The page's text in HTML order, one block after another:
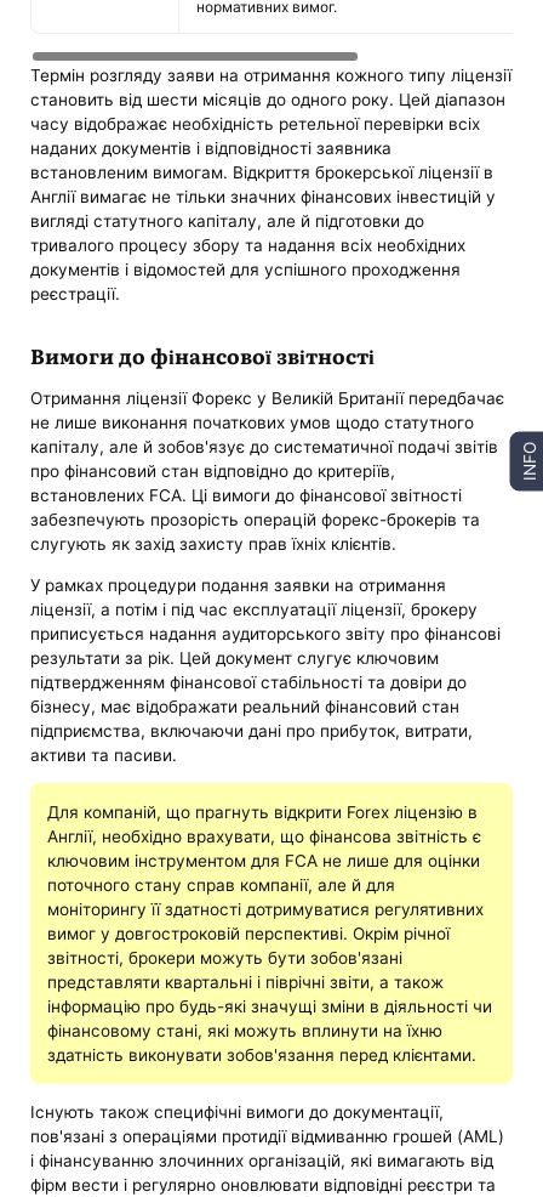
нормативних вимог.
Термін розгляду заяви на отримання кожного типу ліцензії
становить від шести місяців до одного року. Цей діапазон
часу відображає необхідність ретельної перевірки всіх
наданих документів і відповідності заявника
встановленим вимогам. Відкриття брокерської ліцензії в
Англії вимагає не тільки значних фінансових інвестицій у
вигляді статутного капіталу, але й підготовки до
тривалого процесу збору та надання всіх необхідних
документів і відомостей для успішного проходження
реєстрації.
Вимоги до фінансової звітності
Отримання ліцензії Форекс у Великій Британії передбачає
не лише виконання початкових умов щодо статутного
капіталу, але й зобов'язує до систематичної подачі звітів
про фінансовий стан відповідно до критеріїв,
встановлених FCA. Ці вимоги до фінансової звітності
забезпечують прозорість операцій форекс-брокерів та
слугують як захід захисту прав їхніх клієнтів.
У рамках процедури подання заявки на отримання
ліцензії, а потім і під час експлуатації ліцензії, брокеру
приписується надання аудиторського звіту про фінансові
результати за рік. Цей документ слугує ключовим
підтвердженням фінансової стабільності та довіри до
бізнесу, має відображати реальний фінансовий стан
підприємства, включаючи дані про прибуток, витрати,
активи та пасиви.
Для компаній, що прагнуть відкрити Forex ліцензію в
Англії, необхідно врахувати, що фінансова звітність є
ключовим інструментом для FCA не лише для оцінки
поточного стану справ компанії, але й для
моніторингу її здатності дотримуватися регулятивних
вимог у довгостроковій перспективі. Окрім річної
звітності, брокери можуть бути зобов'язані
представляти квартальні і піврічні звіти, а також
інформацію про будь-які значущі зміни в діяльності чи
фінансовому стані, які можуть вплинути на їхню
здатність виконувати зобов'язання перед клієнтами.
Існують також специфічні вимоги до документації,
пов'язані з операціями протидії відмиванню грошей (AML)
і фінансуванню злочинних організацій, які вимагають від
фірм вести і регулярно оновлювати відповідні реєстри та
INFO